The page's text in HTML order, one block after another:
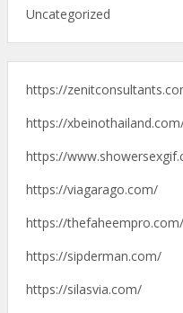
Uncategorized
https://
https://
https://
https://viagarago.com/
https://thefaheempro.com/
https://sipderman.com/
https://silasvia.com/